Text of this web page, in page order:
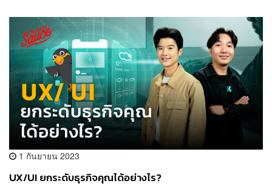
1 กันยายน 2023
UX/UI ยกระดับธุรกิจคุณได้อย่างไร?